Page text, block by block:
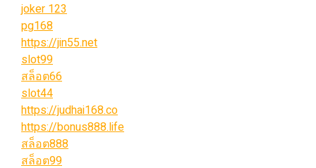
joker 123
pg168
https://jin55.net
slot99
สล็อต66
slot44
https://judhai168.co
https://bonus888.life
สล็อต888
สล็อต99